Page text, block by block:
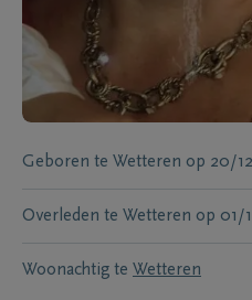
Geboren te Wetteren op 20/
Overleden te Wetteren op 01/
Woonachtig te Wetteren